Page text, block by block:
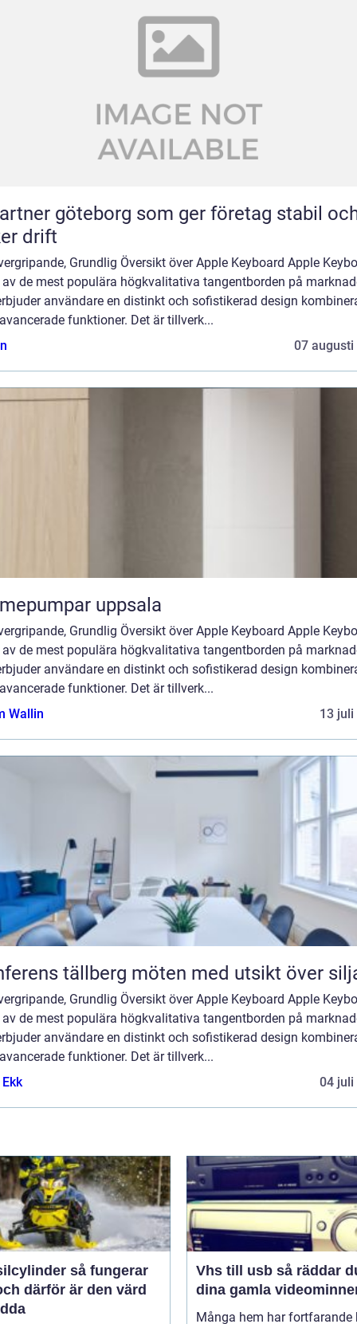
göteborg som ger företag stabil
drift
Grundlig Översikt över Apple Keyboard Apple
av de mest populära högkvalitativa tangentborden på
användare en distinkt och sofistikerad design
funktioner. Det är tillverk...
07 augusti
uppsala
Grundlig Översikt över Apple Keyboard Apple
av de mest populära högkvalitativa tangentborden på
användare en distinkt och sofistikerad design
funktioner. Det är tillverk...
Wallin
13 juli
Konferens tällberg möten med utsikt över
Grundlig Översikt över Apple Keyboard Apple
av de mest populära högkvalitativa tangentborden på
användare en distinkt och sofistikerad design
funktioner. Det är tillverk...
04 juli
så fungerar
därför är den värd
Vhs till usb så räddar du
dina gamla
Många hem har fortfarande